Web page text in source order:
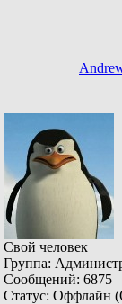
Свой человек
Группа:
Сообщений: 6875
Статус: Оффлайн